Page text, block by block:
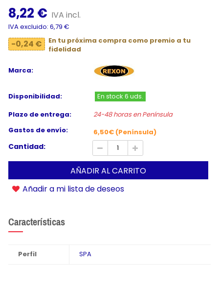
8,22 € IVA incl.
IVA excluido: 6,79 €
-0,24 €
En tu próxima compra como premio a tu
fidelidad
Marca:
Disponibilidad:
En stock 6 uds.
Plazo de entrega:
24-48 horas en Península
Gastos de envío:
6,50€ (Península)
Cantidad:
AÑADIR AL CARRITO
Añadir a mi lista de deseos
Características
Perfil SPA